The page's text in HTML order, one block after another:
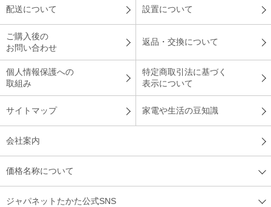
配送について 設置について
ご購入後の
お問い合わせ
返品・交換について
個人情報保護への
取組み
特定商取引法に基づく
表示について
サイトマップ 家電や生活の豆知識
会社案内
価格名称について
ジャパネットたかた公式SNS